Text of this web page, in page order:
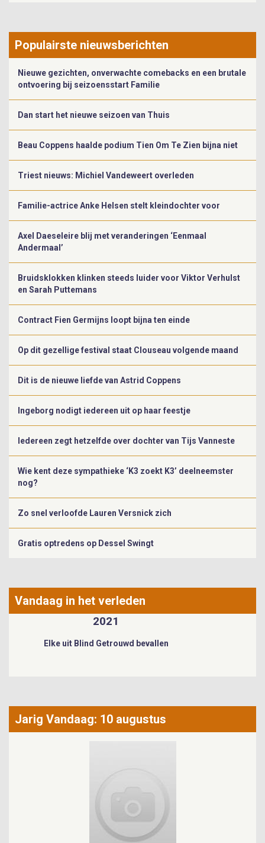
Populairste nieuwsberichten
Nieuwe gezichten, onverwachte comebacks en een brutale
ontvoering bij seizoensstart Familie
Dan start het nieuwe seizoen van Thuis
Beau Coppens haalde podium Tien Om Te Zien bijna niet
Triest nieuws: Michiel Vandeweert overleden
Familie-actrice Anke Helsen stelt kleindochter voor
Axel Daeseleire blij met veranderingen ‘Eenmaal
Andermaal’
Bruidsklokken klinken steeds luider voor Viktor Verhulst
en Sarah Puttemans
Contract Fien Germijns loopt bijna ten einde
Op dit gezellige festival staat Clouseau volgende maand
Dit is de nieuwe liefde van Astrid Coppens
Ingeborg nodigt iedereen uit op haar feestje
Iedereen zegt hetzelfde over dochter van Tijs Vanneste
Wie kent deze sympathieke ‘K3 zoekt K3’ deelneemster
nog?
Zo snel verloofde Lauren Versnick zich
Gratis optredens op Dessel Swingt
Vandaag in het verleden
2021
Elke uit Blind Getrouwd bevallen
Jarig Vandaag: 10 augustus